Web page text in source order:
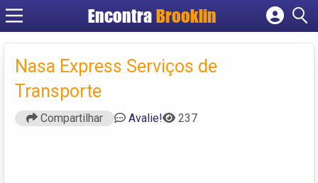
Encontra Brooklin
Cadastrar empresa
Criar conta
Nasa Express Serviços de
Transporte
Compartilhar Avalie! 237